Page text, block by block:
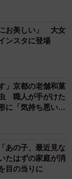
お美しい」 大女
ンスタに登場
」京都の老舗和菓
職人が手がけた
に「気持ち悪いく
あの子、最近見な
たはずの家庭が消
目の当りに